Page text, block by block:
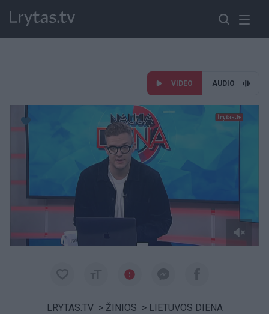
VIDEO AUDIO
LRYTAS.TV > ŽINIOS > LIETUVOS DIENA